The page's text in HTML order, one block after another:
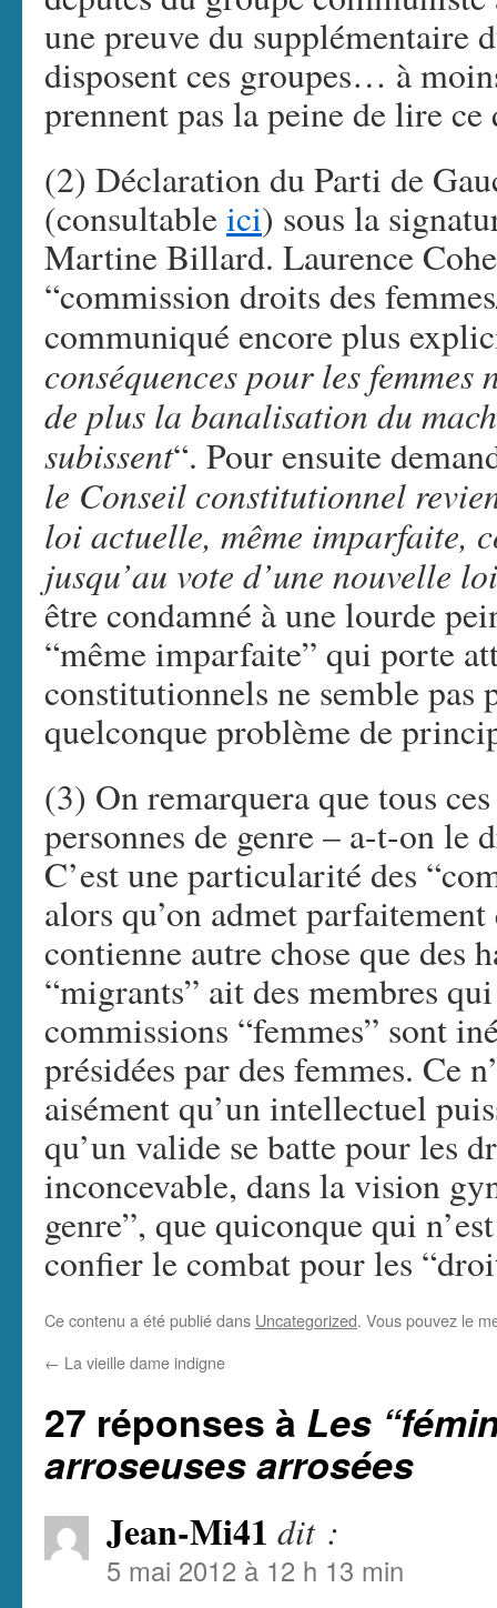
une preuve du
disposent ces groupes… à
prennent pas la peine de lire ce
(2) Déclaration du Parti de
(consultableici) sous la
Martine Billard. Laurence
“commission droits des
communiqué encore plus
conséquences pour les
de plus la banalisation du
subissent“. Pour ensuite
le Conseil constitutionnel
loi actuelle, même imparfaite,
jusqu’au vote d’une nouvelle loi
être condamné à une lourde
“même imparfaite” qui porte
constitutionnels ne semble pas
quelconque problème de
(3) On remarquera que tous
personnes de genre – a-t-on le
C’est une particularité des
alors qu’on admet
contienne autre chose que des
“migrants” ait des membres
commissions “femmes” sont
présidées par des femmes. Ce
aisément qu’un intellectuel
qu’un valide se batte pour les
inconcevable, dans la vision
genre”, que quiconque qui
confier le combat pour les
Ce contenu a été publié dans Uncategorized. Vous pouvez le
← La vieille dame indigne
27 réponses à Les
arroseuses arrosées
Jean-Mi41 dit :
5 mai 2012 à 12 h 13 min